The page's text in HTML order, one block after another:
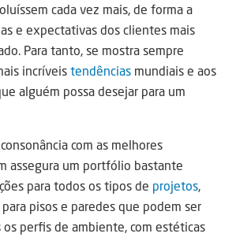
cada vez mais, de forma a
e expectativas dos clientes mais
Para tanto, se mostra sempre
incríveistendências mundiais e aos
alguém possa desejar para um
com as melhores
assegura um portfólio bastante
para todos os tipos de projetos,
pisos e paredes que podem ser
perfis de ambiente, com estéticas